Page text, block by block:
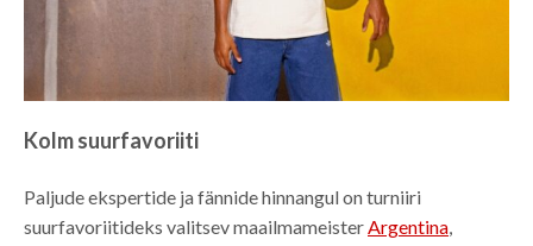
Kolm suurfavoriiti
Paljude ekspertide ja fännide hinnangul on turniiri
suurfavoriitideks valitsev maailmameister Argentina